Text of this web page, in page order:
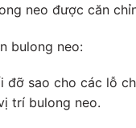
neo được căn
bulong neo:
đỡ sao cho các lỗ
trí bulong neo.